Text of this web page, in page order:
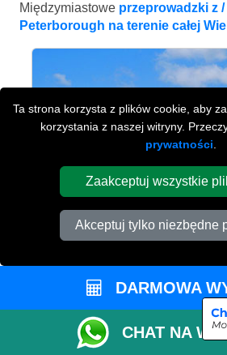
Ta strona korzysta z plików cookie, aby
korzystania z naszej witryny.
prywatności
Zaakceptuj wszystkie
Akceptuj tylko niezbędne
Międzymiastowe przeprowadzki z
Peterborough na terenie całej
BRIGHTON
od £660
DARMOWA
CHAT NA